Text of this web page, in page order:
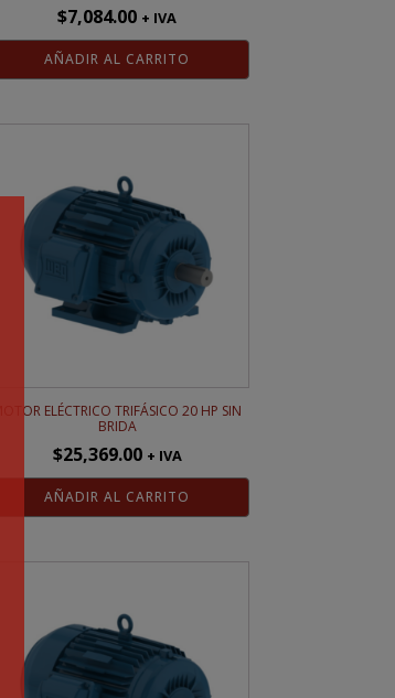
$7,084.00 + IVA
AÑADIR AL CARRITO
MOTOR ELÉCTRICO TRIFÁSICO 20 HP SIN
BRIDA
$25,369.00 + IVA
AÑADIR AL CARRITO